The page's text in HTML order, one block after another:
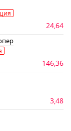
24,64
146,36
3,48